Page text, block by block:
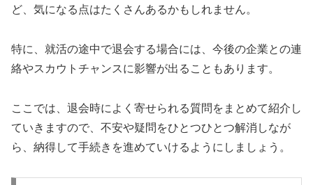
ど、気になる点はたくさんあるかもしれません。
特に、就活の途中で退会する場合には、今後の企業との連
絡やスカウトチャンスに影響が出ることもあります。
ここでは、退会時によく寄せられる質問をまとめて紹介し
ていきますので、不安や疑問をひとつひとつ解消しなが
ら、納得して手続きを進めていけるようにしましょう。